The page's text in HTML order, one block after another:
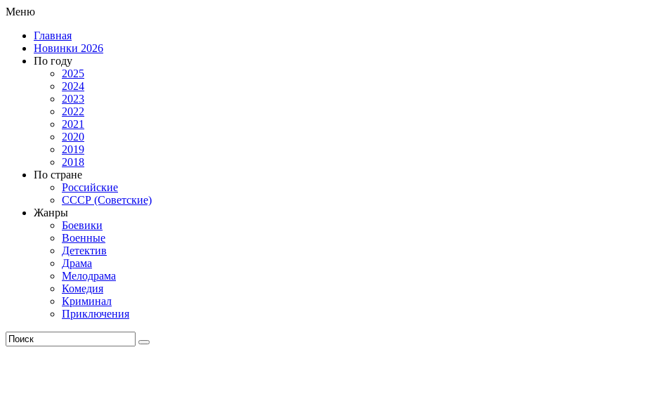
Меню
Главная
Новинки 2026
По году
2025
2024
2023
2022
2021
2020
2019
2018
По стране
Российские
СССР (Советские)
Жанры
Боевики
Военные
Детектив
Драма
Мелодрама
Комедия
Криминал
Приключения